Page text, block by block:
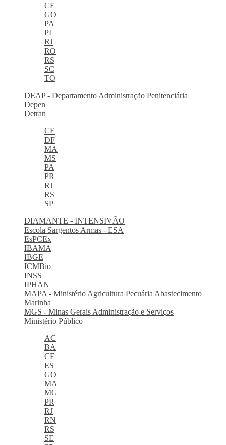
CE
GO
PA
PI
RJ
RO
RS
SC
TO
DEAP - Departamento Administração Penitenciária
Depen
Detran
CE
DF
MA
MS
PA
PR
RJ
RS
SP
DIAMANTE - INTENSIVÃO
Escola Sargentos Armas - ESA
EsPCEx
IBAMA
IBGE
ICMBio
INSS
IPHAN
MAPA - Ministério Agricultura Pecuária Abastecimento
Marinha
MGS - Minas Gerais Administração e Serviços
Ministério Público
AC
BA
CE
ES
GO
MA
MG
PR
RJ
RN
RS
SE